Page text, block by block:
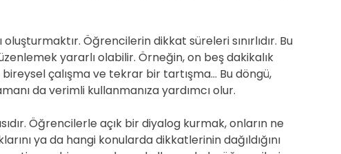
Öğrencilerin dikkat süreleri sınırlıdır. Bu
yararlı olabilir. Örneğin, on beş dakikalık
çalışma ve tekrar bir tartışma… Bu döngü,
da verimli kullanmanıza yardımcı olur.
Öğrencilerle açık bir diyalog kurmak, onların ne
ya da hangi konularda dikkatlerinin dağıldığını